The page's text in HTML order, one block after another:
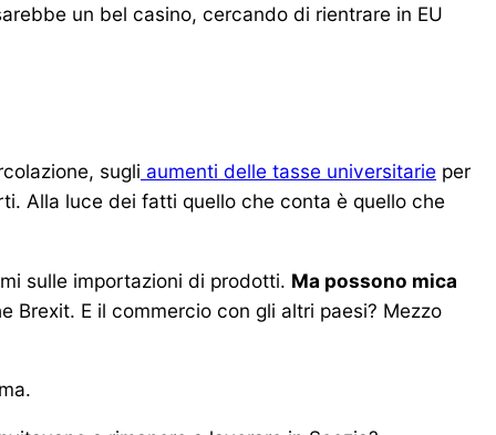
un bel casino, cercando di rientrare in EU
sugli aumenti delle tasse universitarie per
Alla luce dei fatti quello che conta è quello che
sulle importazioni di prodotti. Ma possono mica
Brexit. E il commercio con gli altri paesi? Mezzo